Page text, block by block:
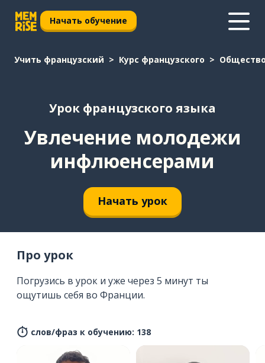
Начать обучение
Учить французский Курс французского
Урок французского языка
Увлечение молодежи
инфлюенсерами
Начать урок
Про урок
Погрузись в урок и уже через 5 минут ты
ощутишь себя во Франции.
слов/фраз к обучению: 138